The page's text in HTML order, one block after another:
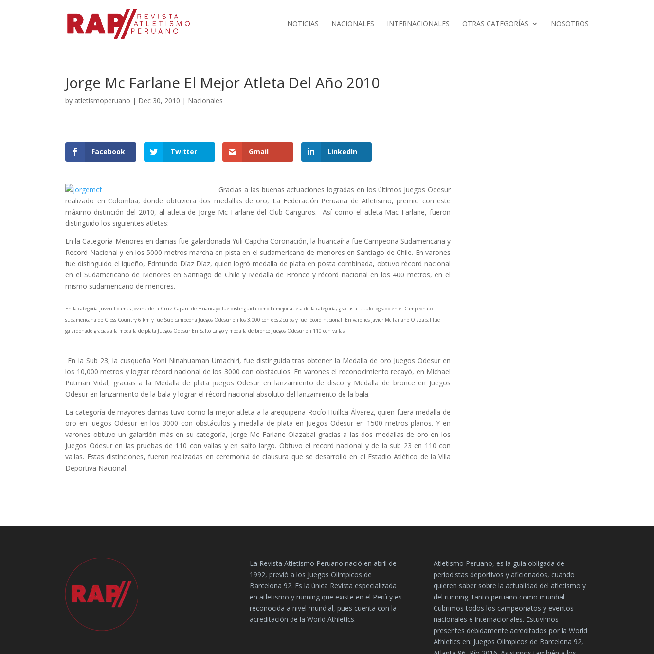
NOTICIAS NACIONALES INTERNACIONALES OTRAS CATEGORÍAS NOSOTROS
Jorge Mc Farlane El Mejor Atleta Del Año 2010
by atletismoperuano | Dec 30, 2010 | Nacionales
Facebook Twitter Gmail LinkedIn
Gracias a las buenas actuaciones logradas en los últimos Juegos Odesur
realizado en Colombia, donde obtuviera dos medallas de oro, La Federación Peruana de Atletismo, premio con este
máximo distinción del 2010, al atleta de Jorge Mc Farlane del Club Canguros. Así como el atleta Mac Farlane, fueron
distinguido los siguientes atletas:
En la Categoría Menores en damas fue galardonada Yuli Capcha Coronación, la huancaína fue Campeona Sudamericana y
Record Nacional y en los 5000 metros marcha en pista en el sudamericano de menores en Santiago de Chile. En varones
fue distinguido el iqueño, Edmundo Díaz Díaz, quien logró medalla de plata en posta combinada, obtuvo récord nacional
en el Sudamericano de Menores en Santiago de Chile y Medalla de Bronce y récord nacional en los 400 metros, en el
mismo sudamericano de menores.
En la categoría juvenil damas Jovana de la Cruz Capani de Huancayo fue distinguida como la mejor atleta de la categoría, gracias al título logrado en el Campeonato
sudamericana de Cross Country 6 km y fue Sub campeona Juegos Odesur en los 3,000 con obstáculos y fue récord nacional. En varones Javier Mc Farlane Olazabal fue
galardonado gracias a la medalla de plata Juegos Odesur En Salto Largo y medalla de bronce Juegos Odesur en 110 con vallas.
En la Sub 23, la cusqueña Yoni Ninahuaman Umachiri, fue distinguida tras obtener la Medalla de oro Juegos Odesur en
los 10,000 metros y lograr récord nacional de los 3000 con obstáculos. En varones el reconocimiento recayó, en Michael
Putman Vidal, gracias a la Medalla de plata juegos Odesur en lanzamiento de disco y Medalla de bronce en Juegos
Odesur en lanzamiento de la bala y lograr el récord nacional absoluto del lanzamiento de la bala.
La categoría de mayores damas tuvo como la mejor atleta a la arequipeña Rocío Huillca Álvarez, quien fuera medalla de
oro en Juegos Odesur en los 3000 con obstáculos y medalla de plata en Juegos Odesur en 1500 metros planos. Y en
varones obtuvo un galardón más en su categoría, Jorge Mc Farlane Olazabal gracias a las dos medallas de oro en los
Juegos Odesur en las pruebas de 110 con vallas y en salto largo. Obtuvo el record nacional y de la sub 23 en 110 con
vallas. Estas distinciones, fueron realizadas en ceremonia de clausura que se desarrolló en el Estadio Atlético de la Villa
Deportiva Nacional.
La Revista Atletismo Peruano nació en abril de
1992, previó a los Juegos Olímpicos de
Barcelona 92. Es la única Revista especializada
en atletismo y running que existe en el Perú y es
reconocida a nivel mundial, pues cuenta con la
acreditación de la World Athletics.
Atletismo Peruano, es la guía obligada de
periodistas deportivos y aficionados, cuando
quieren saber sobre la actualidad del atletismo y
del running, tanto peruano como mundial.
Cubrimos todos los campeonatos y eventos
nacionales e internacionales. Estuvimos
presentes debidamente acreditados por la World
Athletics en: Juegos Olímpicos de Barcelona 92,